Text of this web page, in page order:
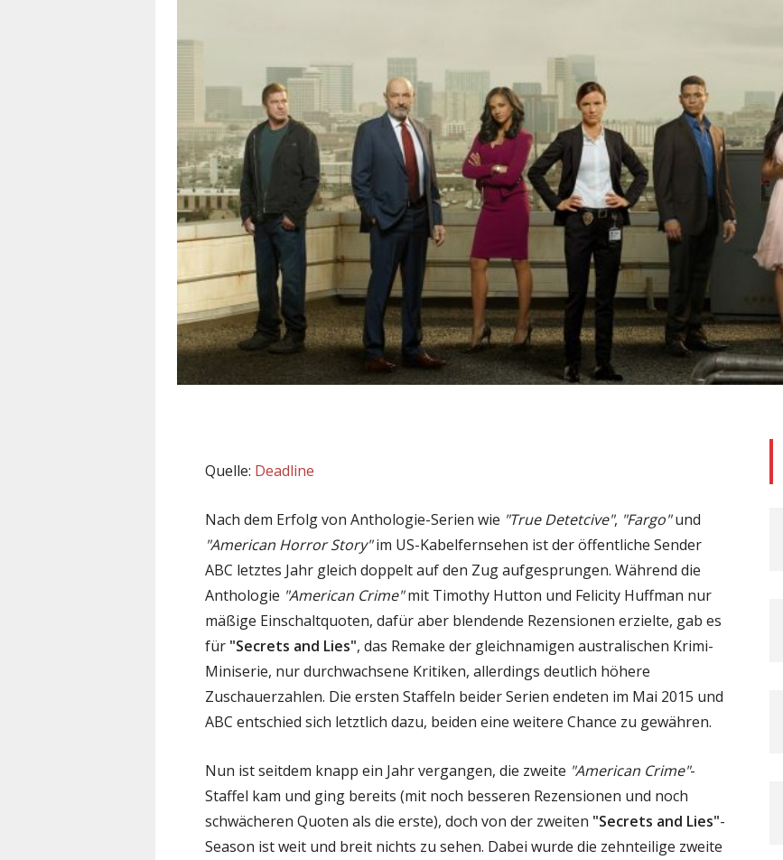
Quelle: Deadline
Nach dem Erfolg von Anthologie-Serien wie "True Detetcive", "Fargo"und
"American Horror Story"im US-Kabelfernsehen ist der öffentliche Sender
ABC letztes Jahr gleich doppelt auf den Zug aufgesprungen. Während die
Anthologie "American Crime"mit Timothy Hutton und Felicity Huffman nur
mäßige Einschaltquoten, dafür aber blendende Rezensionen erzielte, gab es
für "Secrets and Lies", das Remake der gleichnamigen australischen Krimi-
Miniserie, nur durchwachsene Kritiken, allerdings deutlich höhere
Zuschauerzahlen. Die ersten Staffeln beider Serien endeten im Mai 2015 und
ABC entschied sich letztlich dazu, beiden eine weitere Chance zu gewähren.
Nun ist seitdem knapp ein Jahr vergangen, die zweite "American Crime"-
Staffel kam und ging bereits (mit noch besseren Rezensionen und noch
schwächeren Quoten als die erste), doch von der zweiten "Secrets and Lies"-
Season ist weit und breit nichts zu sehen. Dabei wurde die zehnteilige zweite